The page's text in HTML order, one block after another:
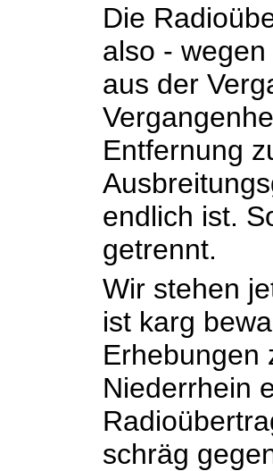
Die
also -
aus der
Entfernung
endlich ist.
getrennt.
Wir stehen
ist karg
Erhebungen
Niederrhein
schräg